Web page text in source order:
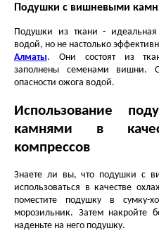
Подушки с вишневыми
Подушки из ткани - идеальная
водой, но не настолько
Алматы. Они состоят из
заполнены семенами вишни.
опасности ожога водой.
Использование
камнями в
компрессов
Знаете ли вы, что подушки с
использоваться в качестве
поместите подушку в
морозильник. Затем накройте
наденьте на него подушку.